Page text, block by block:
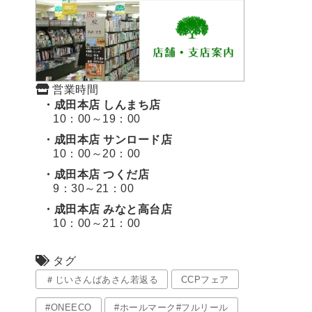
営業時間
・成田本店 しんまち店
10：00～19：00
・成田本店 サンロード店
10：00～20：00
・成田本店 つくだ店
9：30～21：00
・成田本店 みなと高台店
10：00～21：00
タグ
＃じいさんばあさん若返る CCPフェア
#ONEECO #ホールマーク#フルリール